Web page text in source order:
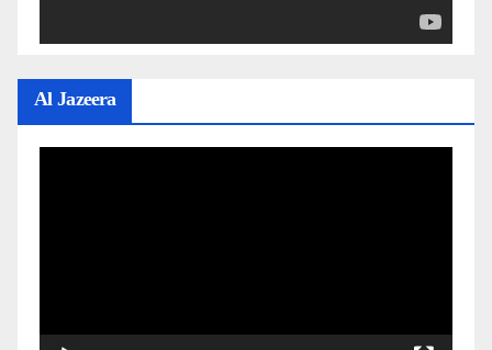
Al Jazeera